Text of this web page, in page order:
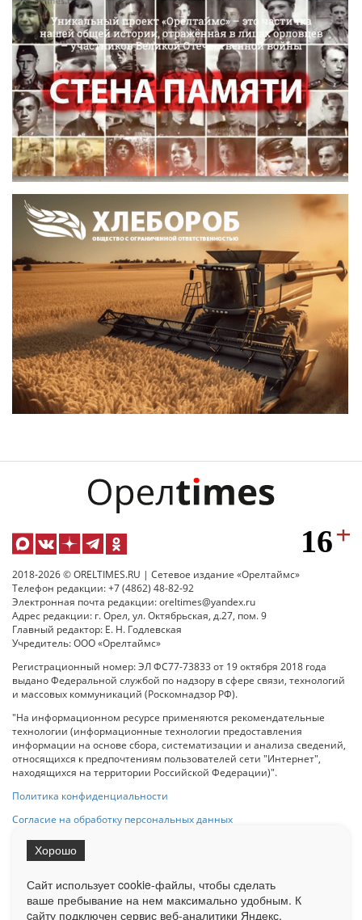
2018-2026 © ORELTIMES.RU | Сетевое издание «Орелтаймс»
Телефон редакции: +7 (4862) 48-82-92
Электронная почта редакции: oreltimes@yandex.ru
Адрес редакции: г. Орел, ул. Октябрьская, д.27, пом. 9
Главный редактор: Е. Н. Годлевская
Учредитель: ООО «Орелтаймс»
Регистрационный номер: ЭЛ ФС77-73833 от 19 октября 2018 года
выдано Федеральной службой по надзору в сфере связи, технологий
и массовых коммуникаций (Роскомнадзор РФ).
"На информационном ресурсе применяются рекомендательные
технологии (информационные технологии предоставления
информации на основе сбора, систематизации и анализа сведений,
относящихся к предпочтениям пользователей сети "Интернет",
находящихся на территории Российской Федерации)".
Политика конфиденциальности
Согласие на обработку персональных данных
на Сетевое издание «ОрелТаймс» обязательна.
Ограниченная статистика посещаемости доступна на сайте
Сайт использует cookie-файлы, чтобы сделать
ваше пребывание на нем максимально удобным. К
cайту подключен сервис веб-аналитики Яндекс.
Хорошо